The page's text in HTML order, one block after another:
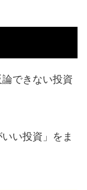
できない投資
い投資」をま